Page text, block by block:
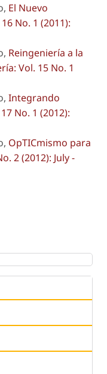
El Nuevo
No. 1 (2011):
Reingeniería a la
Vol. 15 No. 1
Integrando
No. 1 (2012):
OpTICmismo para
2 (2012): July -